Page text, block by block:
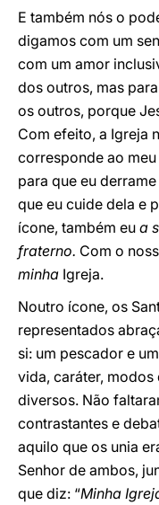
E também nós o
digamos com um
com um amor
dos outros, mas
os outros, porque
Com efeito, a Igreja
corresponde ao
para que eu
que eu cuide dela e
ícone, também eu a
fraterno. Com o
minha Igreja.
Noutro ícone, os
representados
si: um pescador e
vida, caráter,
diversos. Não
contrastantes e
aquilo que os unia
Senhor de ambos,
que diz: “Minha